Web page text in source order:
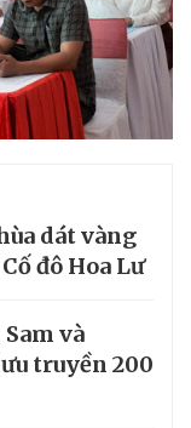
dát vàng
đô Hoa Lư
và
truyền 200